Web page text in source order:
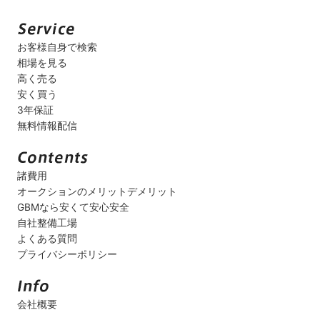
お客様自身で検索
相場を見る
高く売る
安く買う
3年保証
無料情報配信
諸費用
オークションのメリットデメリット
GBMなら安くて安心安全
自社整備工場
よくある質問
プライバシーポリシー
会社概要